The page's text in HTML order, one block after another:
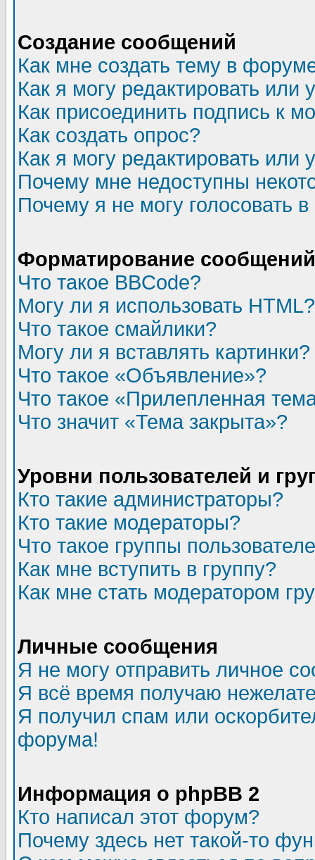
Создание сообщений
Как мне создать тему в
Как я могу редактировать или
Как присоединить подпись к
Как создать опрос?
Как я могу редактировать или
Почему мне недоступны
Почему я не могу голосовать
Форматирование
Что такое BBCode?
Могу ли я использовать HTML?
Что такое смайлики?
Могу ли я вставлять картинки?
Что такое «Объявление»?
Что такое «Прилепленная
Что значит «Тема закрыта»?
Уровни пользователей и
Кто такие администраторы?
Кто такие модераторы?
Что такое группы
Как мне вступить в группу?
Как мне стать модератором
Личные сообщения
Я не могу отправить личное
Я всё время получаю
Я получил спам или
форума!
Информация о phpBB 2
Кто написал этот форум?
Почему здесь нет такой-то